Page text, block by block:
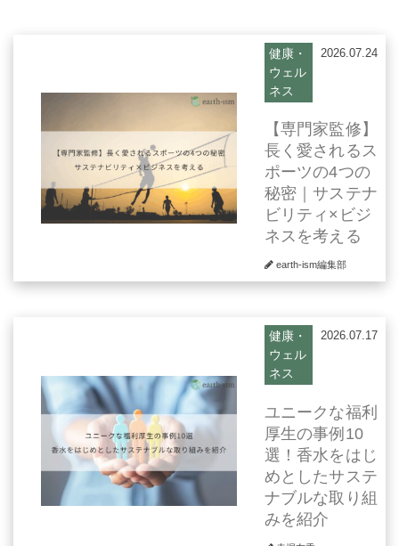
健康・
ウェル
ネス
2026.07.24
【専門家監修】
長く愛されるス
ポーツの4つの
秘密｜サステナ
ビリティ×ビジ
ネスを考える
earth-ism編集部
健康・
ウェル
ネス
2026.07.17
ユニークな福利
厚生の事例10
選！香水をはじ
めとしたサステ
ナブルな取り組
みを紹介